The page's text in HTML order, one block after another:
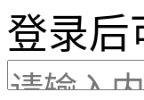
登录后